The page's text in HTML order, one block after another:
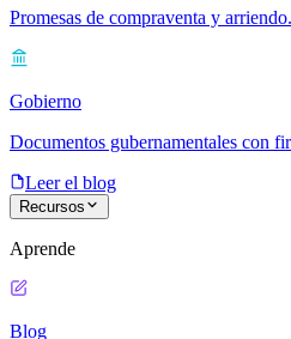
Promesas de compraventa y arriendo.
Gobierno
Documentos gubernamentales con
Leer el blog
Recursos
Aprende
Blog